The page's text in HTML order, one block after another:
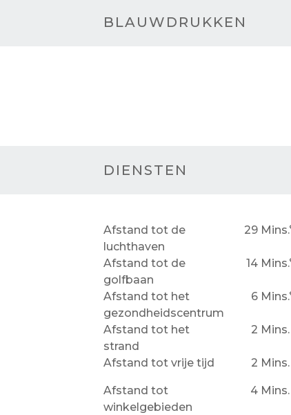
BLAUWDRUKKEN
DIENSTEN
Afstand tot de
luchthaven
29 Mins.
Afstand tot de
golfbaan
14 Mins.
Afstand tot het
gezondheidscentrum
6 Mins.
Afstand tot het
strand
2 Mins.
Afstand tot vrije tijd 2 Mins.
Afstand tot
winkelgebieden
4 Mins.